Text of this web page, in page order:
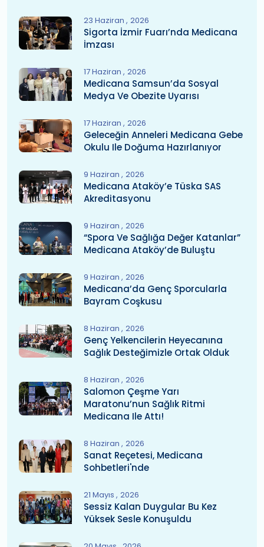
23 Haziran 2026
Sigorta İzmir Fuarı’nda Medicana
İmzası
17 Haziran 2026
Medicana Samsun’da Sosyal
Medya Ve Obezite Uyarısı
17 Haziran 2026
Geleceğin Anneleri Medicana Gebe
Okulu Ile Doğuma Hazırlanıyor
9 Haziran 2026
Medicana Ataköy’e Tüska SAS
Akreditasyonu
9 Haziran 2026
“Spora Ve Sağlığa Değer Katanlar”
Medicana Ataköy’de Buluştu
9 Haziran 2026
Medicana’da Genç Sporcularla
Bayram Coşkusu
8 Haziran 2026
Genç Yelkencilerin Heyecanına
Sağlık Desteğimizle Ortak Olduk
8 Haziran 2026
Salomon Çeşme Yarı
Maratonu’nun Sağlık Ritmi
Medicana Ile Attı!
8 Haziran 2026
Sanat Reçetesi, Medicana
Sohbetleri'nde
21 Mayıs 2026
Sessiz Kalan Duygular Bu Kez
Yüksek Sesle Konuşuldu